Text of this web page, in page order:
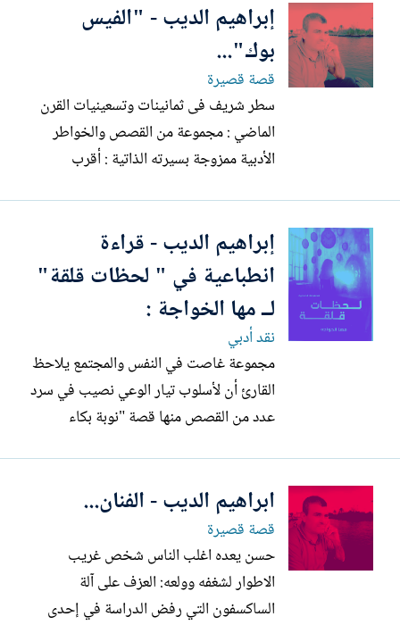
ليس؛ لسعة علمه وقوة منطقه، فهو يعتقد أنه
يتحدث ويناقش، ولكنه يخطب ويلوح بيديه
وكأنه زعيم بصدد بناء أمة...
إبراهيم الديب - "الفيس
بوك"...
قصة قصيرة
سطر شريف فى ثمانينات وتسعينيات القرن
الماضي : مجموعة من القصص والخواطر
الأدبية ممزوجة بسيرته الذاتية : أقرب
ماسطره أنه كتابة جيدة ليس على يقين ولا
يقطع بسؤءها، حتى أصبح عنده منها
مجموعة من كشاكيل واجندات تحتوي...
إبراهيم الديب - قراءة
انطباعية في " لحظات قلقة"
لــ مها الخواجة :
نقد أدبي
مجموعة غاصت في النفس والمجتمع يلاحظ
القارئ أن لأسلوب تيار الوعي نصيب في سرد
عدد من القصص منها قصة "نوبة بكاء
:فيرجينيا وولف، مارسيل بروست، و جيمس
جويس، وهو أسلوب سرد :يوازي تدفق
الأفكار الداخلية للشخصية، "كمونولوج...
ابراهيم الديب - الفنان...
قصة قصيرة
حسن يعده اغلب الناس شخص غريب
الاطوار لشغفه وولعه: العزف على آلة
الساكسفون التي رفض الدراسة في إحدى